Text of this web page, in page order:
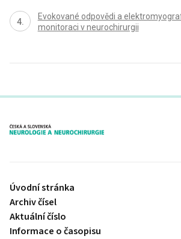
Evokované odpovědi a
monitoraci v neurochirurgii
proLékaře.cz
Úvodní stránka
Archiv čísel
Aktuální číslo
Informace o časopisu